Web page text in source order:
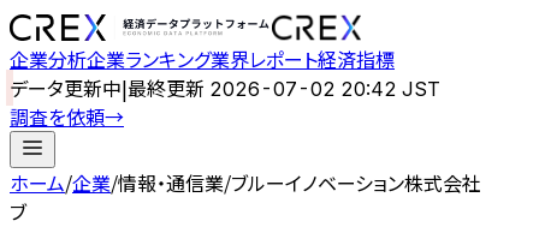
企業分析企業ランキング業界レポート経済指標
データ更新中|最終更新 2026-07-02 20:42 JST
調査を依頼→
ホーム/企業/情報・通信業/ブルーイノベーション株式会社
ブ